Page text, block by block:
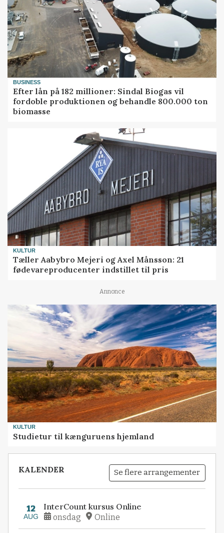
BUSINESS
Efter lån på 182 millioner: Sindal Biogas vil
fordoble produktionen og behandle 800.000 ton
biomasse
KULTUR
Tæller Aabybro Mejeri og Axel Månsson: 21
fødevareproducenter indstillet til pris
Annonce
KULTUR
Studietur til kænguruens hjemland
KALENDER Se flere arrangementer
12
AUG
InterCount kursus Online
onsdag Online